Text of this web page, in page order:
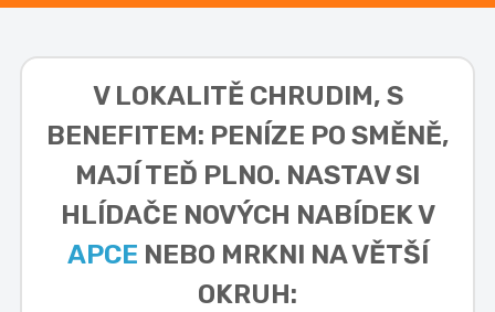
V LOKALITĚ CHRUDIM, S
BENEFITEM: PENÍZE PO SMĚNĚ,
MAJÍ TEĎ PLNO. NASTAV SI
HLÍDAČE NOVÝCH NABÍDEK V
APCE NEBO MRKNI NA VĚTŠÍ
OKRUH: